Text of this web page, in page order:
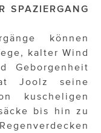
SPAZIERGANG
können
kalter Wind
Geborgenheit
Joolz seine
kuscheligen
bis hin zu